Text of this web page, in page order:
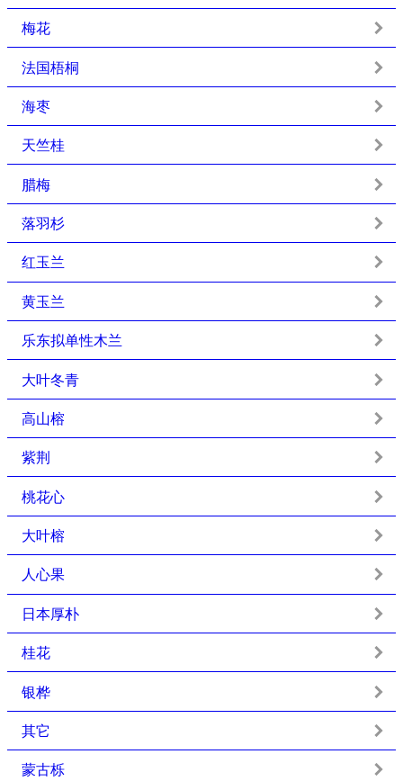
梅花
法国梧桐
海枣
天竺桂
腊梅
落羽杉
红玉兰
黄玉兰
乐东拟单性木兰
大叶冬青
高山榕
紫荆
桃花心
大叶榕
人心果
日本厚朴
桂花
银桦
其它
蒙古栎